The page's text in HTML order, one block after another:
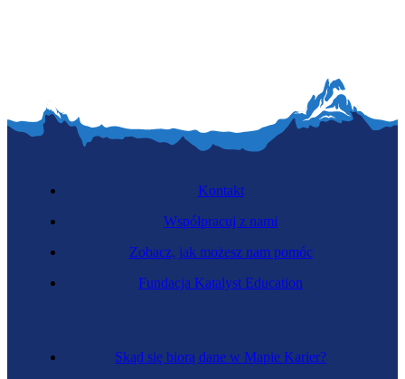
Skąd się biorą dane w Mapie Karier?
Kontakt
Współpracuj z nami
Zobacz, jak możesz nam pomóc
Fundacja Katalyst Education